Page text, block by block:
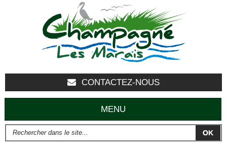
Aller au
contenu
principal
CONTACTEZ-NOUS
MENU
FORMULAIRE DE RECHERCHE
Rechercher dans le site...